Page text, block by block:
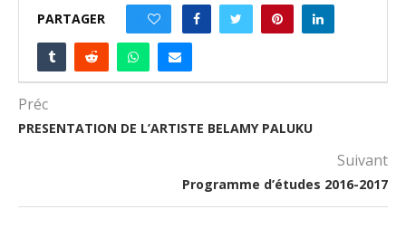
PARTAGER
Préc
PRESENTATION DE L’ARTISTE BELAMY PALUKU
Suivant
Programme d’études 2016-2017